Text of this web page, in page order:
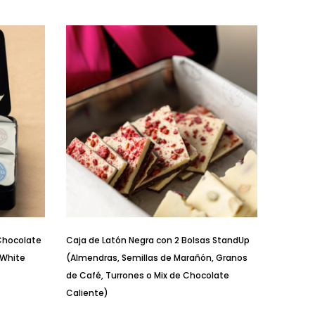
Caja de Latón Negra con 2 Bolsas StandUp
(Almendras, Semillas de Marañón, Granos
de Café, Turrones o Mix de Chocolate
Caliente)